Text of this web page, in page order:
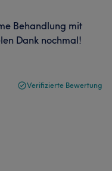
Behandlung mit
Dank nochmal!
Verifizierte Bewertung